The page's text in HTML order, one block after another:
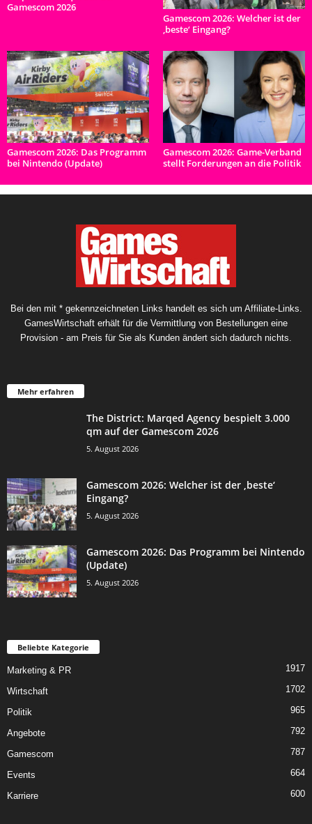
Gamescom 2026
Gamescom 2026: Welcher ist der
‚beste‘ Eingang?
Gamescom 2026: Das Programm
bei Nintendo (Update)
Gamescom 2026: Game-Verband
stellt Forderungen an die Politik
Bei den mit * gekennzeichneten Links handelt es sich um Affiliate-Links.
GamesWirtschaft erhält für die Vermittlung von Bestellungen eine
Provision - am Preis für Sie als Kunden ändert sich dadurch nichts.
Mehr erfahren
The District: Marqed Agency bespielt 3.000
qm auf der Gamescom 2026
5. August 2026
Gamescom 2026: Welcher ist der ‚beste‘
Eingang?
5. August 2026
Gamescom 2026: Das Programm bei Nintendo
(Update)
5. August 2026
Beliebte Kategorie
Marketing & PR 1917
Wirtschaft 1702
Politik 965
Angebote 792
Gamescom 787
Events 664
Karriere 600